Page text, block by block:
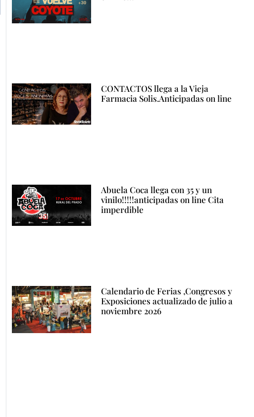
CONTACTOS llega a la Vieja
Farmacia Solis.Anticipadas on line
Abuela Coca llega con 35 y un
vinilo!!!!!anticipadas on line Cita
imperdible
Calendario de Ferias ,Congresos y
Exposiciones actualizado de julio a
noviembre 2026